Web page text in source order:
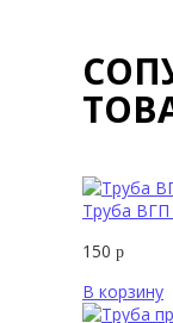
Труба
150 р
В корзину